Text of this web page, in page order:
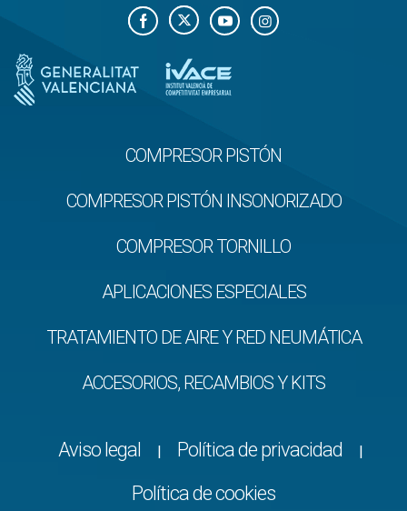
COMPRESOR PISTÓN
COMPRESOR PISTÓN INSONORIZADO
COMPRESOR TORNILLO
APLICACIONES ESPECIALES
TRATAMIENTO DE AIRE Y RED NEUMÁTICA
ACCESORIOS, RECAMBIOS Y KITS
Aviso legal | Política de privacidad |
Política de cookies